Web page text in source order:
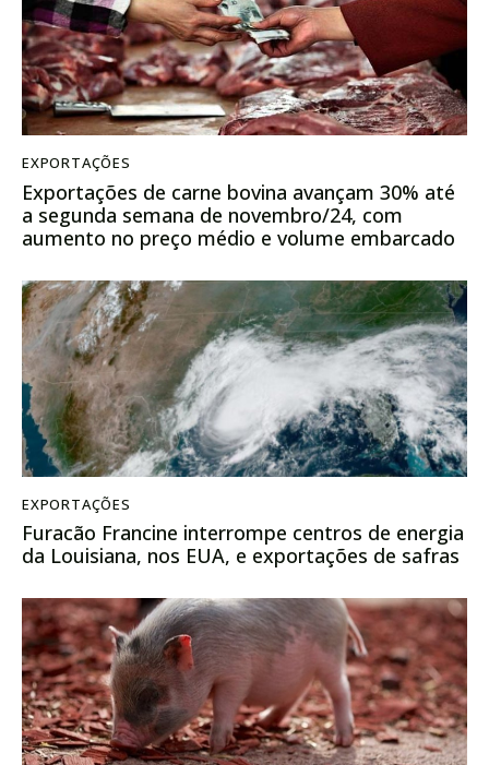
EXPORTAÇÕES
Exportações de carne bovina avançam 30% até
a segunda semana de novembro/24, com
aumento no preço médio e volume embarcado
EXPORTAÇÕES
Furacão Francine interrompe centros de energia
da Louisiana, nos EUA, e exportações de safras